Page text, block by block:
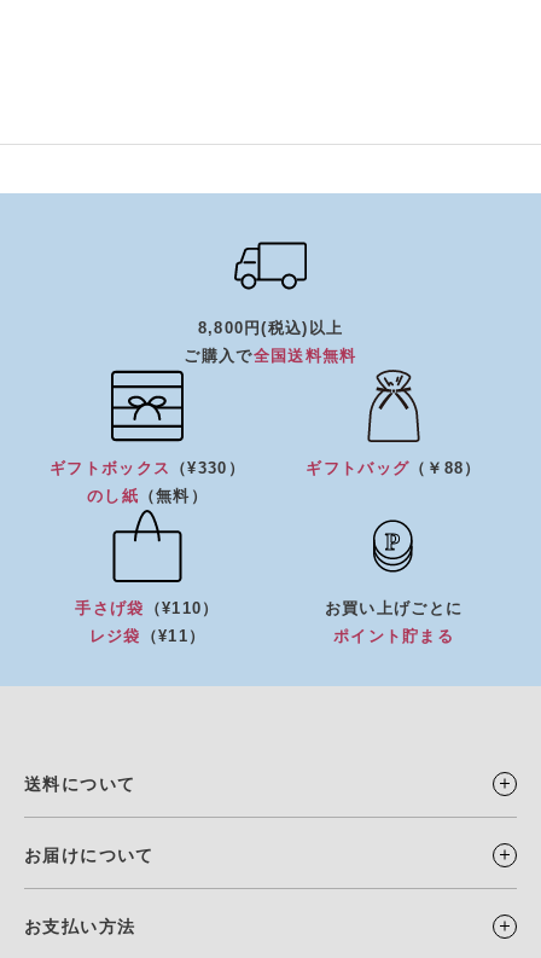
8,800円(税込)以上
ご購入で全国送料無料
ギフトボックス
（¥330）
のし紙 （無料）
ギフトバッグ （￥88）
手さげ袋
（¥110）
レジ袋
（¥11）
お買い上げごとに
ポイント貯まる
送料について
お届けについて
お支払い方法